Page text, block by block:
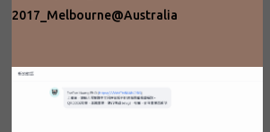
2017_Melbourne@Australia